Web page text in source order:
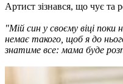
Артист зізнався, що чує та
"Мій син у своєму віці
немає такого, щоб я до
знатиме все: мама буде